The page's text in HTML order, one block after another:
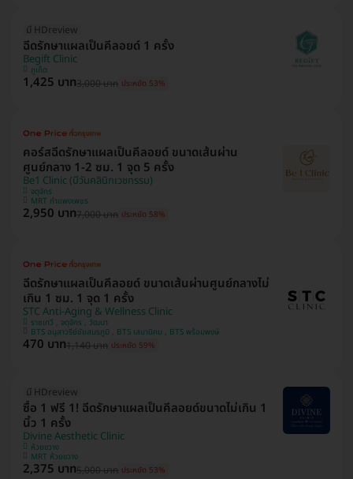
มี HDreview
ฉีดรักษาแผลเป็นคีลอยด์ 1 ครั้ง
Begift Clinic
ภูเก็ต
1,425 บาท3,000 บาท ประหยัด 53%
คอร์สฉีดรักษาแผลเป็นคีลอยด์ ขนาดเส้นผ่าน
ศูนย์กลาง 1-2 ซม. 1 จุด 5 ครั้ง
Be1 Clinic (บีวันคลินิกเวชกรรม)
จตุจักร
MRT กำแพงเพชร
2,950 บาท7,000 บาท ประหยัด 58%
ฉีดรักษาแผลเป็นคีลอยด์ ขนาดเส้นผ่านศูนย์กลางไม่
เกิน 1 ซม. 1 จุด 1 ครั้ง
STC Anti-Aging & Wellness Clinic
ราชเทวี , จตุจักร , วัฒนา
BTS อนุสาวรีย์ชัยสมรภูมิ , BTS เสนานิคม , BTS พร้อมพงษ์
470 บาท1,140 บาท ประหยัด 59%
มี HDreview
ซื้อ 1 ฟรี 1! ฉีดรักษาแผลเป็นคีลอยด์ขนาดไม่เกิน 1
นิ้ว 1 ครั้ง
Divine Aesthetic Clinic
ห้วยขวาง
MRT ห้วยขวาง
2,375 บาท5,000 บาท ประหยัด 53%